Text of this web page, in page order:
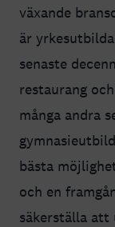
växande
är
senaste
restaurang
många andra
bästa
och en
säkerställa